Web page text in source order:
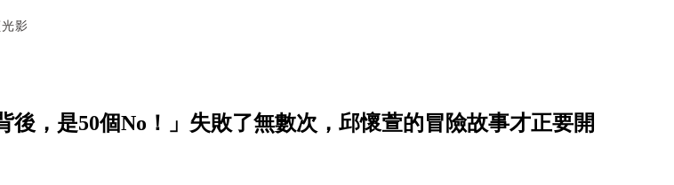
影
背後，是50個No！」失敗了無數次，邱懷萱的冒險故事才正要開